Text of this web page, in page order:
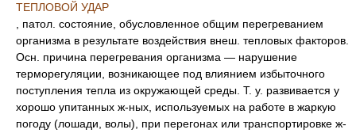
ТЕПЛОВОЙ УДАР
, патол. состояние, обусловленное общим перегреванием
организма в результате воздействия внеш. тепловых факторов.
Осн. причина перегревания организма — нарушение
терморегуляции, возникающее под влиянием избыточного
поступления тепла из окружающей среды. Т. у. развивается у
хорошо упитанных ж-ных, используемых на работе в жаркую
погоду (лошади, волы), при перегонах или транспортировке ж-